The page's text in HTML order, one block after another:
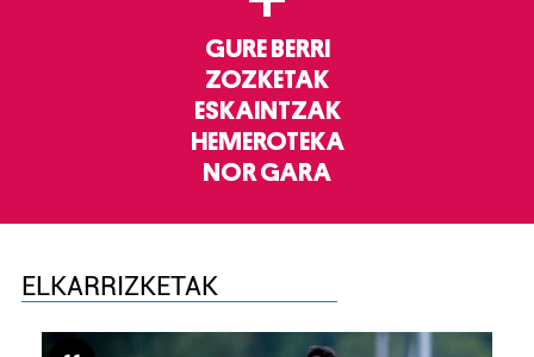
GURE BERRI
ZOZKETAK
ESKAINTZAK
HEMEROTEKA
NOR GARA
ELKARRIZKETAK